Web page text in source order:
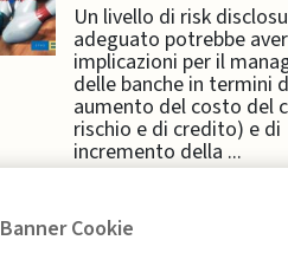
Un livello di risk
adeguato potrebbe
implicazioni per il
delle banche in termini
aumento del costo del
rischio e di credito) e di
incremento della ...
Banner Cookie